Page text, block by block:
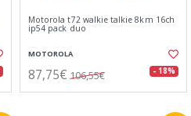
Motorola t72 walkie talkie 8km 16ch
ip54 pack duo
MOTOROLA
87,75€ 106,55€ - 18%